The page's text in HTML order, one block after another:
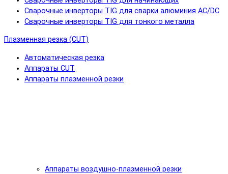
Сварочные инверторы TIG для сварки алюминия AC/DC
Сварочные инверторы TIG для тонкого металла
Плазменная резка (CUT)
Автоматическая резка
Аппараты CUT
Аппараты плазменной резки
Аппараты воздушно-плазменной резки